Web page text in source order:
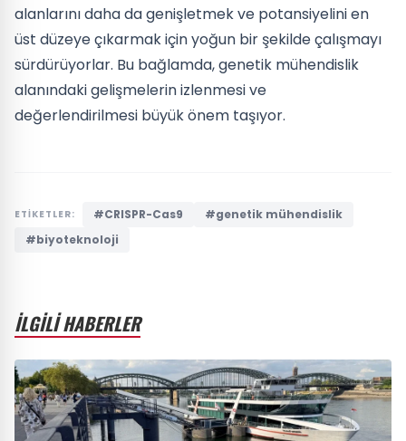
alanlarını daha da genişletmek ve potansiyelini en
üst düzeye çıkarmak için yoğun bir şekilde çalışmayı
sürdürüyorlar. Bu bağlamda, genetik mühendislik
alanındaki gelişmelerin izlenmesi ve
değerlendirilmesi büyük önem taşıyor.
ETİKETLER: #CRISPR-Cas9
#genetik mühendislik
#biyoteknoloji
İLGİLİ HABERLER